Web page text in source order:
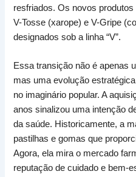
resfriados. Os novos
V-Tosse (xarope) e V-Gripe
designados sob a linha “V”.
Essa transição não é apenas
mas uma evolução
no imaginário popular. A
anos sinalizou uma intenção
da saúde. Historicamente, a
pastilhas e gomas que
Agora, ela mira o mercado
reputação de cuidado e bem-